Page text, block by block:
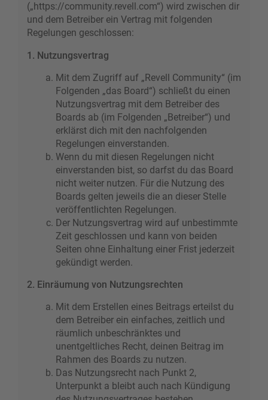
(„https://community.revell.com“) wird zwischen dir
und dem Betreiber ein Vertrag mit folgenden
Regelungen geschlossen:
1. Nutzungsvertrag
Mit dem Zugriff auf „Revell Community“ (im
Folgenden „das Board“) schließt du einen
Nutzungsvertrag mit dem Betreiber des
Boards ab (im Folgenden „Betreiber“) und
erklärst dich mit den nachfolgenden
Regelungen einverstanden.
Wenn du mit diesen Regelungen nicht
einverstanden bist, so darfst du das Board
nicht weiter nutzen. Für die Nutzung des
Boards gelten jeweils die an dieser Stelle
veröffentlichten Regelungen.
Der Nutzungsvertrag wird auf unbestimmte
Zeit geschlossen und kann von beiden
Seiten ohne Einhaltung einer Frist jederzeit
gekündigt werden.
2. Einräumung von Nutzungsrechten
Mit dem Erstellen eines Beitrags erteilst du
dem Betreiber ein einfaches, zeitlich und
räumlich unbeschränktes und
unentgeltliches Recht, deinen Beitrag im
Rahmen des Boards zu nutzen.
Das Nutzungsrecht nach Punkt 2,
Unterpunkt a bleibt auch nach Kündigung